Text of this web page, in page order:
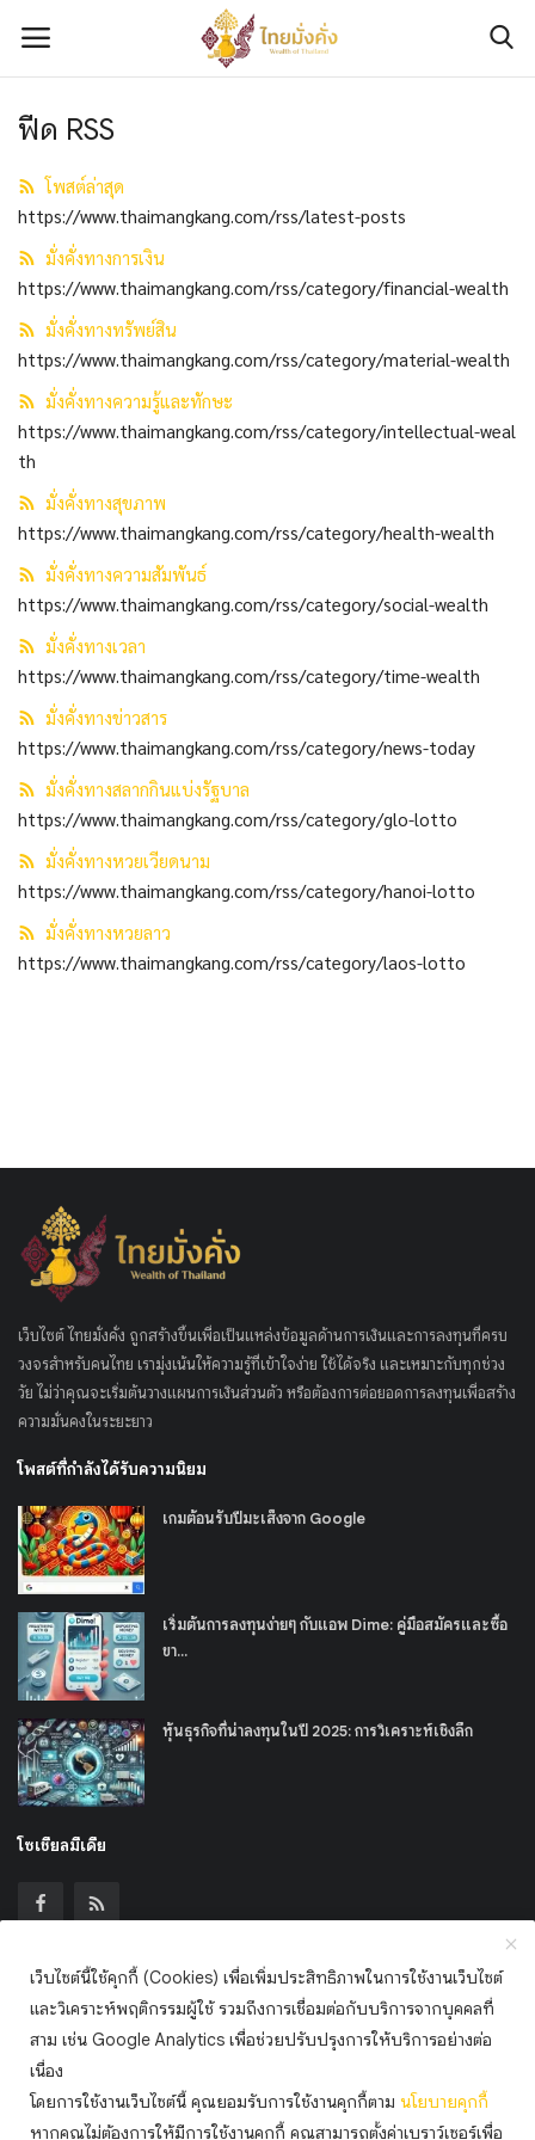
เข้าสู่ระบบ
ติดต่อเรา
มั่งคั่งทางการเงิน
มั่งคั่งทางทรัพย์สิน
มั่งคั่งทางความรู้และทักษะ
มั่งคั่งทางข่าวสาร
มั่งคั่งทางสลากกินแบ่งรัฐบาล
มั่งคั่งทางหวยลาว
ฟีด RSS
โพสต์ล่าสุด
https://www.thaimangkang.com/rss/latest-posts
มั่งคั่งทางการเงิน
https://www.thaimangkang.com/rss/category/financial-wealth
มั่งคั่งทางทรัพย์สิน
https://www.thaimangkang.com/rss/category/material-wealth
มั่งคั่งทางความรู้และทักษะ
https://www.thaimangkang.com/rss/category/intellectual-weal
th
มั่งคั่งทางสุขภาพ
https://www.thaimangkang.com/rss/category/health-wealth
มั่งคั่งทางความสัมพันธ์
https://www.thaimangkang.com/rss/category/social-wealth
มั่งคั่งทางเวลา
https://www.thaimangkang.com/rss/category/time-wealth
มั่งคั่งทางข่าวสาร
https://www.thaimangkang.com/rss/category/news-today
มั่งคั่งทางสลากกินแบ่งรัฐบาล
https://www.thaimangkang.com/rss/category/glo-lotto
มั่งคั่งทางหวยเวียดนาม
https://www.thaimangkang.com/rss/category/hanoi-lotto
มั่งคั่งทางหวยลาว
https://www.thaimangkang.com/rss/category/laos-lotto
เว็บไซต์ ไทยมั่งคั่ง ถูกสร้างขึ้นเพื่อเป็นแหล่งข้อมูลด้านการเงินและการลงทุนที่ครบ
วงจรสำหรับคนไทย เรามุ่งเน้นให้ความรู้ที่เข้าใจง่าย ใช้ได้จริง และเหมาะกับทุกช่วง
วัย ไม่ว่าคุณจะเริ่มต้นวางแผนการเงินส่วนตัว หรือต้องการต่อยอดการลงทุนเพื่อสร้าง
ความมั่นคงในระยะยาว
โพสต์ที่กำลังได้รับความนิยม
เกมต้อนรับปีมะเส็งจาก Google
เริ่มต้นการลงทุนง่ายๆ กับแอพ Dime: คู่มือสมัครและซื้อ
ขา...
หุ้นธุรกิจที่น่าลงทุนในปี 2025: การวิเคราะห์เชิงลึก
โซเชียลมีเดีย
เข้าร่วมจดหมายข่าวของเรา
สมัครสมาชิก
เว็บไซต์นี้ใช้คุกกี้ (Cookies) เพื่อเพิ่มประสิทธิภาพในการใช้งานเว็บไซต์
และวิเคราะห์พฤติกรรมผู้ใช้ รวมถึงการเชื่อมต่อกับบริการจากบุคคลที่
สาม เช่น Google Analytics เพื่อช่วยปรับปรุงการให้บริการอย่างต่อ
เนื่อง
โดยการใช้งานเว็บไซต์นี้ คุณยอมรับการใช้งานคุกกี้ตาม นโยบายคุกกี้
หากคุณไม่ต้องการให้มีการใช้งานคุกกี้ คุณสามารถตั้งค่าเบราว์เซอร์เพื่อ